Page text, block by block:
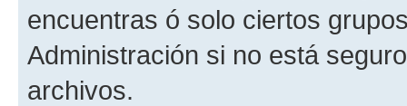
encuentras ó solo ciertos
Administración si no está
archivos.